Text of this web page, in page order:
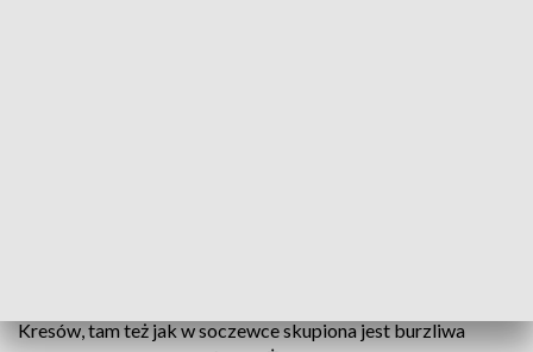
Kresów, tam też jak w soczewce skupiona jest burzliwa